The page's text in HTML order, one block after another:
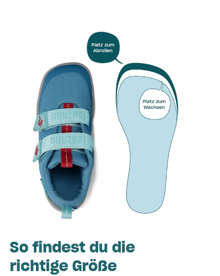
So findest du die
richtige Größe